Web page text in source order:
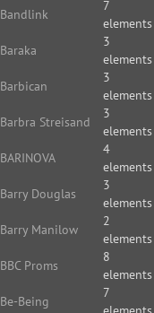
Bandlink
7
elements
Baraka
3
elements
Barbican
3
elements
Barbra Streisand
3
elements
BARINOVA
4
elements
Barry Douglas
3
elements
Barry Manilow
2
elements
BBC Proms
8
elements
Be-Being
7